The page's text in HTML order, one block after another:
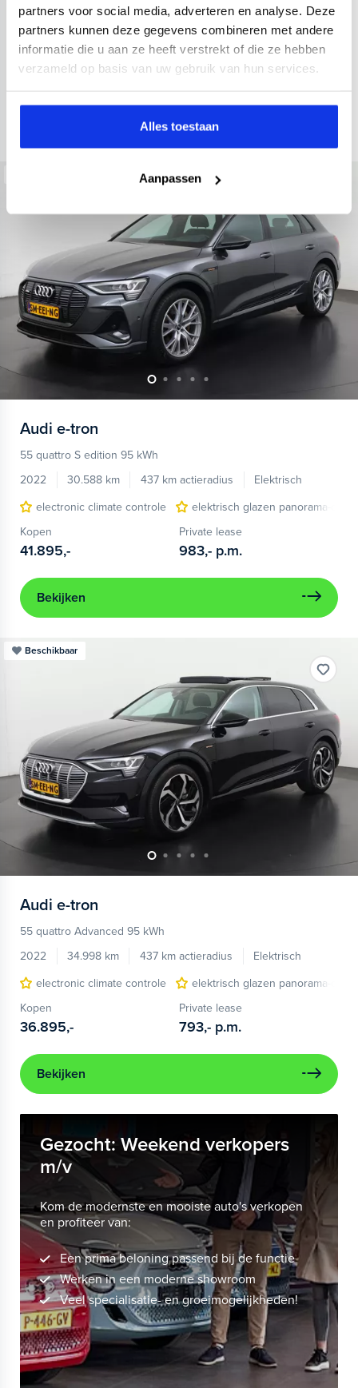
partners voor social media, adverteren en analyse. Deze
partners kunnen deze gegevens combineren met andere
informatie die u aan ze heeft verstrekt of die ze hebben
verzameld op basis van uw gebruik van hun services.
Alles toestaan
Aanpassen
Hybride benzine
Automaat
achteruitrijcamera
Apple Carplay/Android Auto
Kopen
Op aanvraag
Audi e-tron
55 quattro S edition 95 kWh
2022
30.588 km 437 km actieradius
Elektrisch
electronic climate controle
elektrisch glazen panorama-dak
Kopen
41.895,-
Private lease
983,- p.m.
Bekijken
Beschikbaar
Audi e-tron
55 quattro Advanced 95 kWh
2022
34.998 km 437 km actieradius
Elektrisch
electronic climate controle
elektrisch glazen panorama-dak
Kopen
36.895,-
Private lease
793,- p.m.
Bekijken
Gezocht: Weekend verkopers
m/v
Kom de modernste en mooiste auto's verkopen
en profiteer van:
Een prima beloning passend bij de functie
Werken in een moderne showroom
Veel specialisatie- en groeimogelijkheden!